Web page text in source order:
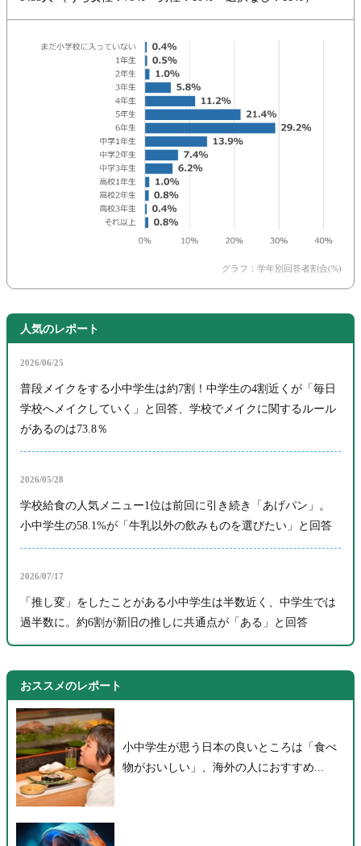
グラフ：学年別回答者割合(%)
人気のレポート
2026/06/25
普段メイクをする小中学生は約7割！中学生の4割近くが「毎日
学校へメイクしていく」と回答、学校でメイクに関するルール
があるのは73.8％
2026/05/28
学校給食の人気メニュー1位は前回に引き続き「あげパン」。
小中学生の58.1%が「牛乳以外の飲みものを選びたい」と回答
2026/07/17
「推し変」をしたことがある小中学生は半数近く、中学生では
過半数に。約6割が新旧の推しに共通点が「ある」と回答
おススメのレポート
小中学生が思う日本の良いところは「食べ
物がおいしい」、海外の人におすすめ...